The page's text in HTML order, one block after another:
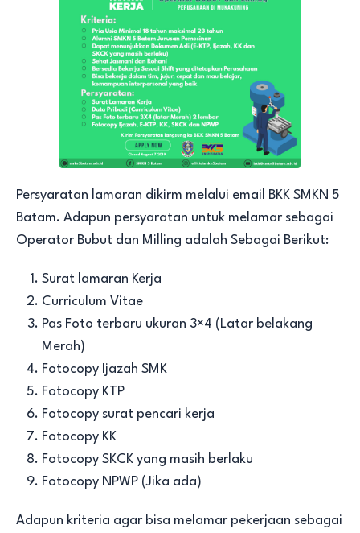
Persyaratan lamaran dikirm melalui email BKK SMKN 5
Batam. Adapun persyaratan untuk melamar sebagai
Operator Bubut dan Milling adalah Sebagai Berikut:
Surat lamaran Kerja
Curriculum Vitae
Pas Foto terbaru ukuran 3×4 (Latar belakang
Merah)
Fotocopy Ijazah SMK
Fotocopy KTP
Fotocopy surat pencari kerja
Fotocopy KK
Fotocopy SKCK yang masih berlaku
Fotocopy NPWP (Jika ada)
Adapun kriteria agar bisa melamar pekerjaan sebagai